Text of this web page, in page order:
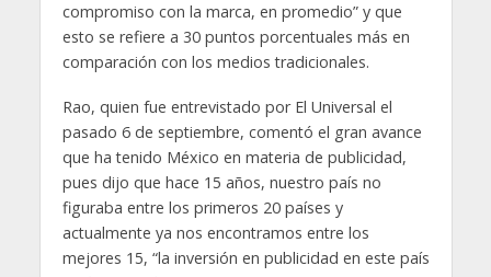
compromiso con la marca, en promedio” y que
esto se refiere a 30 puntos porcentuales más en
comparación con los medios tradicionales.
Rao, quien fue entrevistado por El Universal el
pasado 6 de septiembre, comentó el gran avance
que ha tenido México en materia de publicidad,
pues dijo que hace 15 años, nuestro país no
figuraba entre los primeros 20 países y
actualmente ya nos encontramos entre los
mejores 15, “la inversión en publicidad en este país